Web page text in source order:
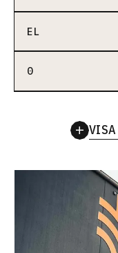
EL
0
VISA